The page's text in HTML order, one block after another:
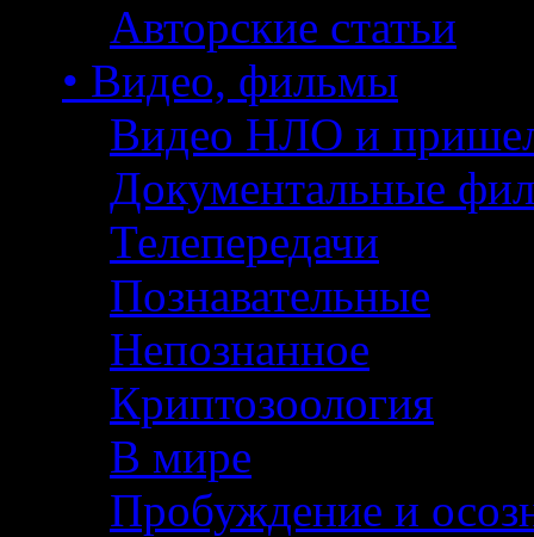
Авторские статьи
• Видео, фильмы
Видео НЛО и
Документальные
Телепередачи
Познавательные
Непознанное
Криптозоология
В мире
Пробуждение и